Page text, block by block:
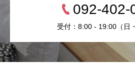
092-402-
受付：8:00 - 19:00（日